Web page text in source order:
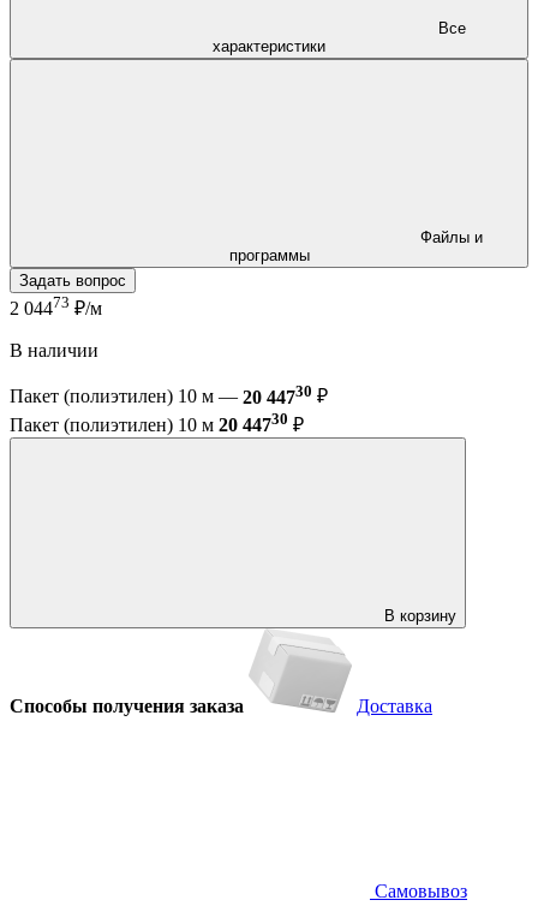
характеристики
программы
Задать вопрос
2 04473 ₽/м
В наличии
Пакет (полиэтилен) 10 м — 20 44730 ₽
Пакет (полиэтилен) 10 м 20 44730 ₽
В корзину
Способы получения заказа Доставка
Самовывоз